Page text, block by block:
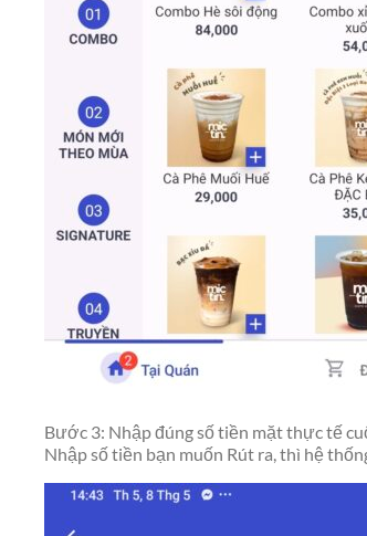
Bước 3: Nhập đúng số tiền mặt thực tế
Nhập số tiền bạn muốn Rút ra, thì hệ